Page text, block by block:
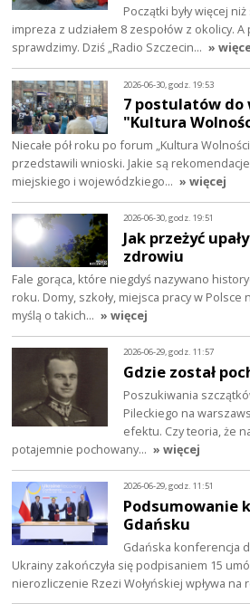
Początki były więcej
impreza z udziałem 8 zespołów z okolicy. A
sprawdzimy. Dziś „Radio Szczecin… »
2026-06-30, godz. 19:53
7 postulatów do
"Kultura
Niecałe pół roku po forum „Kultura
przedstawili wnioski. Jakie są
miejskiego i wojewódzkiego… » więcej
2026-06-30, godz. 19:51
Jak przeżyć
zdrowiu
Fale gorąca, które niegdyś nazywano
roku. Domy, szkoły, miejsca pracy w Polsce
myślą o takich… » więcej
2026-06-29, godz. 11:57
Gdzie został
Poszukiwania
Pileckiego na
efektu. Czy teoria, że
potajemnie pochowany… » więcej
2026-06-29, godz. 11:51
Podsumowanie
Gdańsku
Gdańska konferencja
Ukrainy zakończyła się podpisaniem 15
nierozliczenie Rzezi Wołyńskiej wpływa na